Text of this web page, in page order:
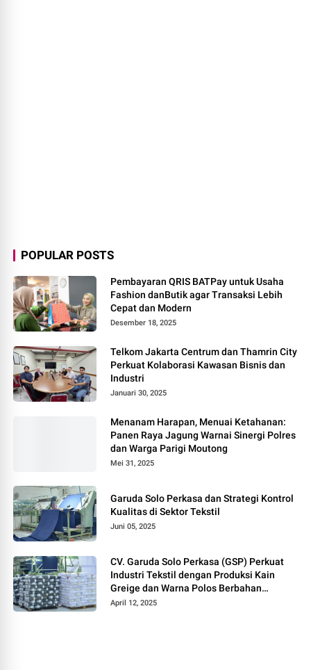
POPULAR POSTS
Pembayaran QRIS BATPay untuk Usaha
Fashion danButik agar Transaksi Lebih
Cepat dan Modern
Desember 18, 2025
Telkom Jakarta Centrum dan Thamrin City
Perkuat Kolaborasi Kawasan Bisnis dan
Industri
Januari 30, 2025
Menanam Harapan, Menuai Ketahanan:
Panen Raya Jagung Warnai Sinergi Polres
dan Warga Parigi Moutong
Mei 31, 2025
Garuda Solo Perkasa dan Strategi Kontrol
Kualitas di Sektor Tekstil
Juni 05, 2025
CV. Garuda Solo Perkasa (GSP) Perkuat
Industri Tekstil dengan Produksi Kain
Greige dan Warna Polos Berbahan
Tetoron Rayon
April 12, 2025